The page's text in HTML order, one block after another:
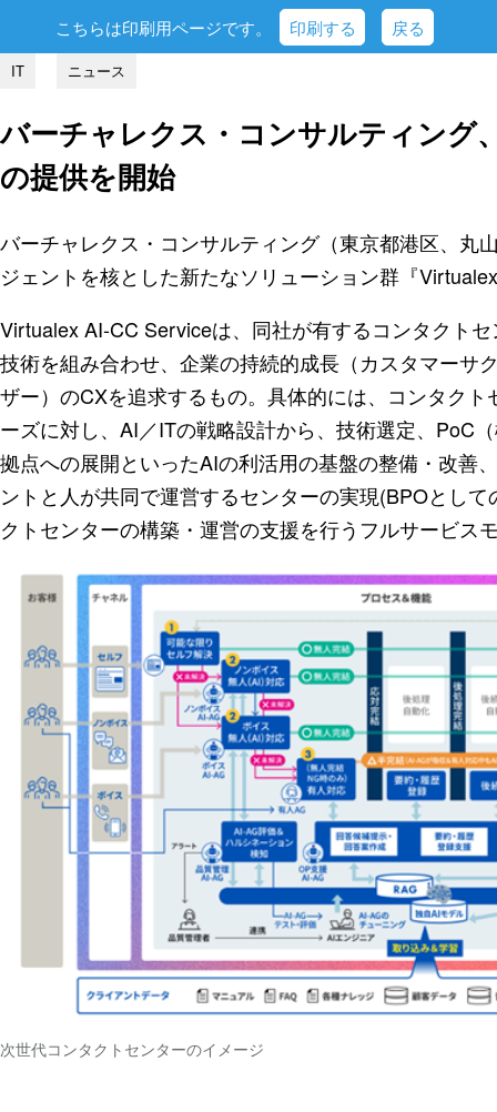
こちらは印刷用ページです。 印刷する 戻る
IT ニュース
バーチャレクス・コンサルティング
の提供を開始
バーチャレクス・コンサルティング（東京都港区、丸
ジェントを核とした新たなソリューション群『
Virtualex AI-CC Serviceは、同社が有するコンタクト
技術を組み合わせ、企業の持続的成長（カスタマーサ
ザー）のCXを追求するもの。具体的には、コンタク
ーズに対し、AI／ITの戦略設計から、技術選定、PoC
拠点への展開といったAIの利活用の基盤の整備・改善
ントと人が共同で運営するセンターの実現(BPOとし
クトセンターの構築・運営の支援を行うフルサービス
次世代コンタクトセンターのイメージ